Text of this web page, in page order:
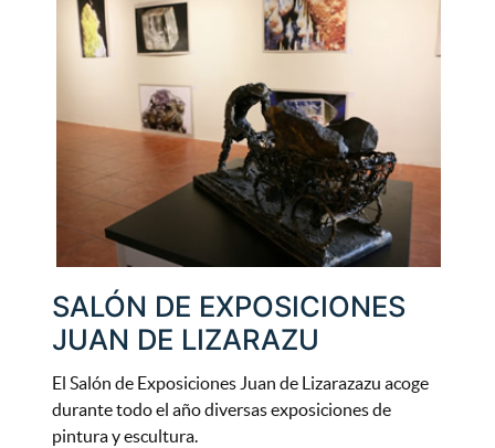
SALÓN DE EXPOSICIONES
JUAN DE LIZARAZU
El Salón de Exposiciones Juan de Lizarazazu acoge
durante todo el año diversas exposiciones de
pintura y escultura.